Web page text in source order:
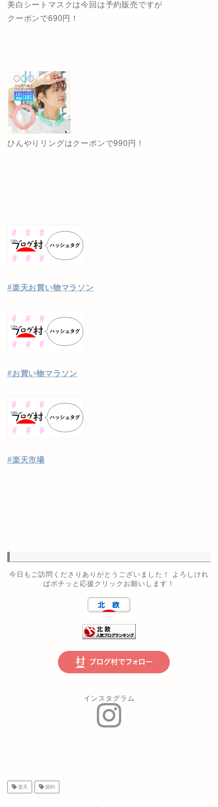
美白シートマスクは今回は予約販売ですが
クーポンで690円！
ひんやりリングはクーポンで990円！
#楽天お買い物マラソン
#お買い物マラソン
#楽天市場
今日もご訪問くださりありがとうございました！ よろしけれ
ばポチッと応援クリックお願いします！
インスタグラム
楽天 節約